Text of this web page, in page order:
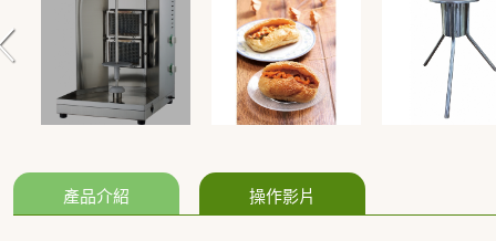
產品介紹 操作影片